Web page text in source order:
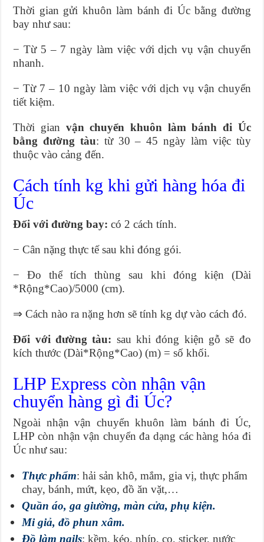
Thời gian gửi khuôn làm bánh đi Úc bằng đường
bay như sau:
− Từ 5 – 7 ngày làm việc với dịch vụ vận chuyển
nhanh.
− Từ 7 – 10 ngày làm việc với dịch vụ vận chuyển
tiết kiệm.
Thời gian vận chuyển khuôn làm bánh đi Úc
bằng đường tàu: từ 30 – 45 ngày làm việc tùy
thuộc vào cảng đến.
Cách tính kg khi gửi hàng hóa đi
Úc
Đối với đường bay: có 2 cách tính.
− Cân nặng thực tế sau khi đóng gói.
− Đo thể tích thùng sau khi đóng kiện (Dài
*Rộng*Cao)/5000 (cm).
⇒ Cách nào ra nặng hơn sẽ tính kg dự vào cách đó.
Đối với đường tàu: sau khi đóng kiện gỗ sẽ đo
kích thước (Dài*Rộng*Cao) (m) = số khối.
LHP Express còn nhận vận
chuyển hàng gì đi Úc?
Ngoài nhận vận chuyển khuôn làm bánh đi Úc,
LHP còn nhận vận chuyển đa dạng các hàng hóa đi
Úc như sau:
Thực phẩm: hải sản khô, mắm, gia vị, thực phẩm
chay, bánh, mứt, kẹo, đồ ăn vặt,…
Quần áo, ga giường, màn cửa, phụ kiện.
Mi giả, đồ phun xâm.
Đồ làm nails: kềm, kéo, nhíp, cọ, sticker, nước